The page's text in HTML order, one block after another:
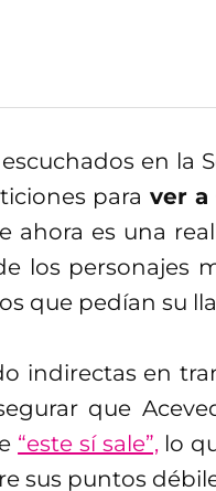
en la
para ver a
ahora es una
los personajes
que pedían su
indirectas en
que
“este sí sale”, lo
sus puntos